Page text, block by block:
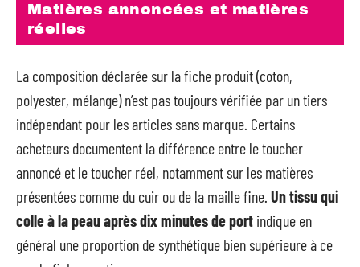
Matières annoncées et matières
réelles
La composition déclarée sur la fiche produit (coton,
polyester, mélange) n’est pas toujours vérifiée par un tiers
indépendant pour les articles sans marque. Certains
acheteurs documentent la différence entre le toucher
annoncé et le toucher réel, notamment sur les matières
présentées comme du cuir ou de la maille fine. Un tissu qui
colle à la peau après dix minutes de port indique en
général une proportion de synthétique bien supérieure à ce